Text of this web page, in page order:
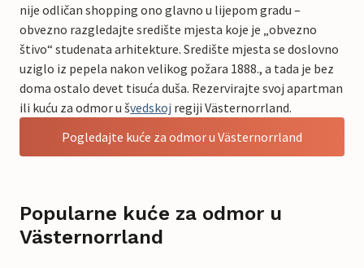
nije odličan shopping ono glavno u lijepom gradu –
obvezno razgledajte središte mjesta koje je „obvezno
štivo“ studenata arhitekture. Središte mjesta se doslovno
uziglo iz pepela nakon velikog požara 1888., a tada je bez
doma ostalo devet tisuća duša. Rezervirajte svoj apartman
ili kuću za odmor u švedskoj regiji Västernorrland.
Pogledajte kuće za odmor u Västernorrland
Popularne kuće za odmor u
Västernorrland